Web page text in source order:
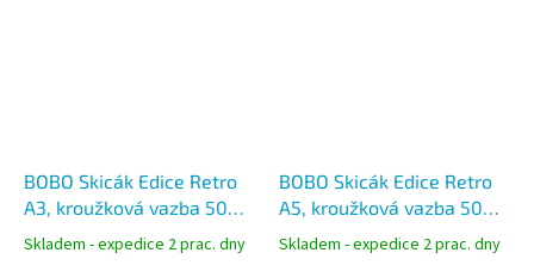
BOBO Skicák Edice Retro
A3, kroužková vazba 50
listů
Skladem - expedice 2 prac. dny
BOBO Skicák Edice Retro
A5, kroužková vazba 50
listů
Skladem - expedice 2 prac. dny